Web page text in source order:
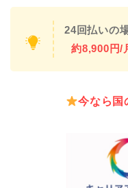
24回払いの
約8,900円/
今なら国